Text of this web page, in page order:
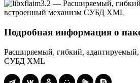
Подробная информация о
Расширяемый, гибкий,
СУБД XML